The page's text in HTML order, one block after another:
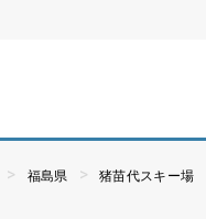
福島県 猪苗代スキー場